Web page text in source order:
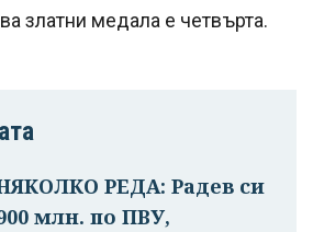
златни медала е четвърта.
РЕДА: Радев си
млн. по ПВУ,